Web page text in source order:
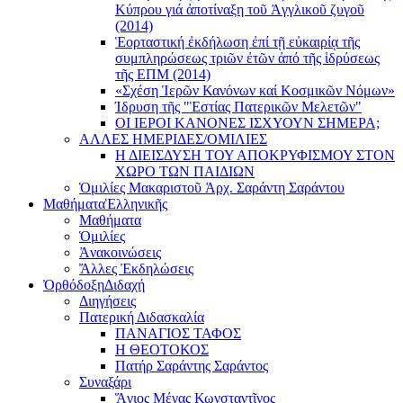
Κύπρου γιά ἀποτίναξη τοῦ Ἀγγλικοῦ ζυγοῦ
(2014)
Ἑορταστική ἐκδήλωση ἐπί τῇ εὐκαιρίᾳ τῆς
συμπληρώσεως τριῶν ἐτῶν ἀπό τῆς ἱδρύσεως
τῆς ΕΠΜ (2014)
«Σχέση Ἱερῶν Κανόνων καί Κοσμικῶν Νόμων»
Ίδρυση τῆς "Ἑστίας Πατερικῶν Μελετῶν"
ΟΙ ΙΕΡΟΙ ΚΑΝΟΝΕΣ ΙΣΧΥΟΥΝ ΣΗΜΕΡΑ;
ΑΛΛΕΣ ΗΜΕΡΙΔΕΣ/ΟΜΙΛΙΕΣ
Η ΔΙΕΙΣΔΥΣΗ ΤΟΥ ΑΠΟΚΡΥΦΙΣΜΟΥ ΣΤΟΝ
ΧΩΡΟ ΤΩΝ ΠΑΙΔΙΩΝ
Ὁμιλίες Μακαριστοῦ Ἀρχ. Σαράντη Σαράντου
ΜαθήματαἙλληνικῆς
Μαθήματα
Ὁμιλίες
Ἀνακοινώσεις
Ἄλλες Ἐκδηλώσεις
ὈρθόδοξηΔιδαχή
Διηγήσεις
Πατερική Διδασκαλία
ΠΑΝΑΓΙΟΣ ΤΑΦΟΣ
Η ΘΕΟΤΟΚΟΣ
Πατήρ Σαράντης Σαράντος
Συναξάρι
Ἅγιος Μέγας Κωνσταντῖνος